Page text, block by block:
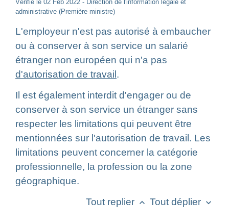
Vérifié le 02 Feb 2022 - Direction de l'information légale et
administrative (Première ministre)
L'employeur n'est pas autorisé à embaucher
ou à conserver à son service un salarié
étranger non européen qui n'a pas
d'autorisation de travail.
Il est également interdit d'engager ou de
conserver à son service un étranger sans
respecter les limitations qui peuvent être
mentionnées sur l'autorisation de travail. Les
limitations peuvent concerner la catégorie
professionnelle, la profession ou la zone
géographique.
Tout replier keyboard_arrow_up Tout déplier keyboard_arrow_down